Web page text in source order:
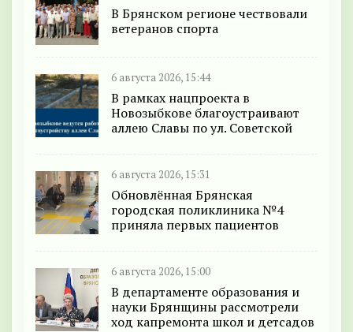
В Брянском регионе чествовали
ветеранов спорта
6 августа 2026, 15:44
В рамках нацпроекта в
Новозыбкове благоустраивают
аллею Славы по ул. Советской
6 августа 2026, 15:31
Обновлённая Брянская
городская поликлиника №4
приняла первых пациентов
6 августа 2026, 15:00
В департаменте образования и
науки Брянщины рассмотрели
ход капремонта школ и детсадов